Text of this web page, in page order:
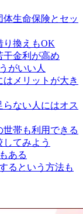
体生命保険とセッ
り換えもOK
干金利が高め
がいい人
メリットが大き
ない人にはオス
世帯も利用できる
てみよう
ある
るという方法も